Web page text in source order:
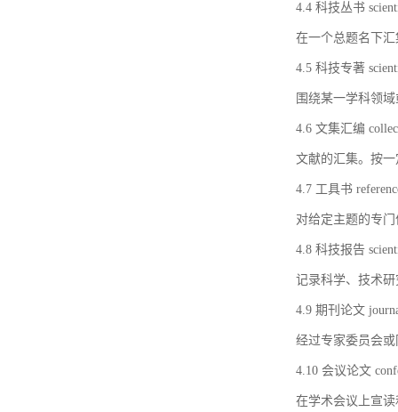
4.4 科技丛书
在一个总题名下
4.5 科技专著
围绕某一学科领
4.6 文集汇编
文献的汇集。按
4.7 工具书
对给定主题的专
4.8 科技报告
记录科学、技术
4.9 期刊论文
经过专家委员会
4.10 会议论文
在学术会议上宣